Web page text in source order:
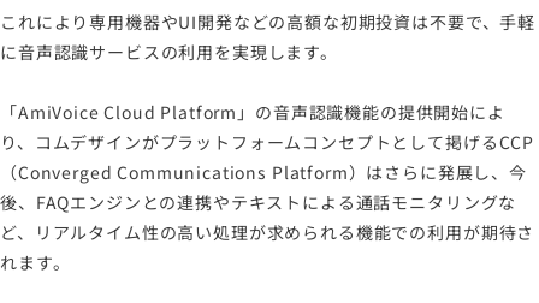
これにより専用機器やUI開発などの高額な初期投資は不要で、手軽
に音声認識サービスの利用を実現します。
「AmiVoice Cloud Platform」の音声認識機能の提供開始によ
り、コムデザインがプラットフォームコンセプトとして掲げるCCP
（Converged Communications Platform）はさらに発展し、今
後、FAQエンジンとの連携やテキストによる通話モニタリングな
ど、リアルタイム性の高い処理が求められる機能での利用が期待さ
れます。